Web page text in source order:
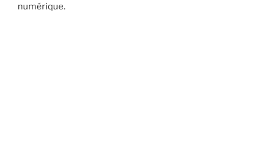
numérique.